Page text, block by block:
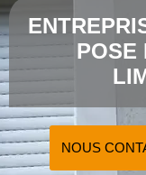
POSE
NOUS